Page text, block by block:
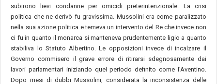
subirono lievi condanne per omicidi preterintenzionale. La crisi
politica che ne derivò fu gravissima. Mussolini era come paralizzato
nella sua azione politica e temeva un intervento del Re che invece non
ci fu in quanto il monarca si manteneva prudentemente ligio a quanto
stabiliva lo Statuto Albertino. Le opposizioni invece di incalzare il
Governo commisero il grave errore di ritirarsi sdegnosamente dai
lavori parlamentari iniziando quel periodo definito come l’Aventino.
Dopo mesi di dubbi Mussolini, considerata la inconsistenza delle